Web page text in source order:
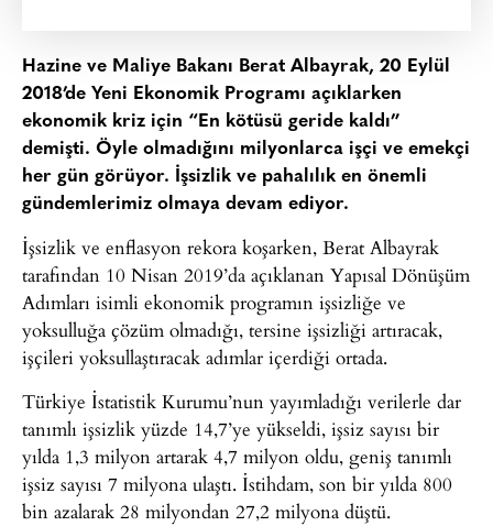
Hazine ve Maliye Bakanı Berat Albayrak, 20 Eylül
2018’de Yeni Ekonomik Programı açıklarken
ekonomik kriz için “En kötüsü geride kaldı”
demişti. Öyle olmadığını milyonlarca işçi ve emekçi
her gün görüyor. İşsizlik ve pahalılık en önemli
gündemlerimiz olmaya devam ediyor.
İşsizlik ve enflasyon rekora koşarken, Berat Albayrak
tarafından 10 Nisan 2019’da açıklanan Yapısal Dönüşüm
Adımları isimli ekonomik programın işsizliğe ve
yoksulluğa çözüm olmadığı, tersine işsizliği artıracak,
işçileri yoksullaştıracak adımlar içerdiği ortada.
Türkiye İstatistik Kurumu’nun yayımladığı verilerle dar
tanımlı işsizlik yüzde 14,7’ye yükseldi, işsiz sayısı bir
yılda 1,3 milyon artarak 4,7 milyon oldu, geniş tanımlı
işsiz sayısı 7 milyona ulaştı. İstihdam, son bir yılda 800
bin azalarak 28 milyondan 27,2 milyona düştü.